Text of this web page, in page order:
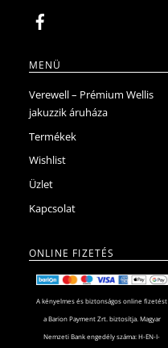
MENÜ
Verewell – Prémium Wellis
jakuzzik áruháza
Termékek
Wishlist
Üzlet
Kapcsolat
ONLINE FIZETÉS
A kényelmes és biztonságos online fizetést
a Barion Payment Zrt. biztosítja. Magyar
Nemzeti Bank engedély száma: H-EN-I-